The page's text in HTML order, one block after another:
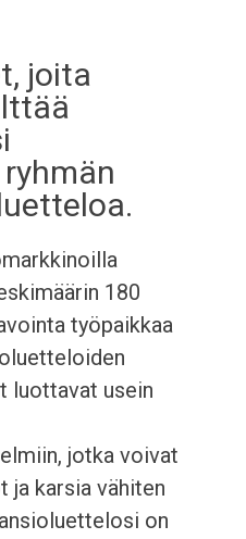
joita
180
työpaikkaa
luottavat usein
jotka voivat
ja karsia vähiten
on